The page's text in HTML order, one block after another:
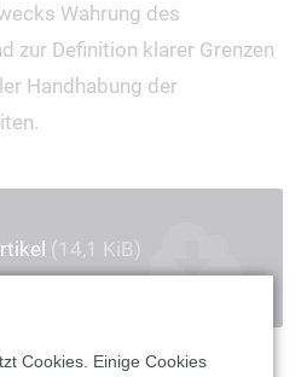
Wahrung des
zur Definition klarer Grenzen
Handhabung der
(14,1 KiB)
Cookies. Einige Cookies